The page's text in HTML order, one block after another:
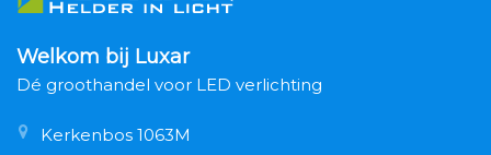
Welkom bij Luxar
Dé groothandel voor LED verlichting
Kerkenbos 1063M